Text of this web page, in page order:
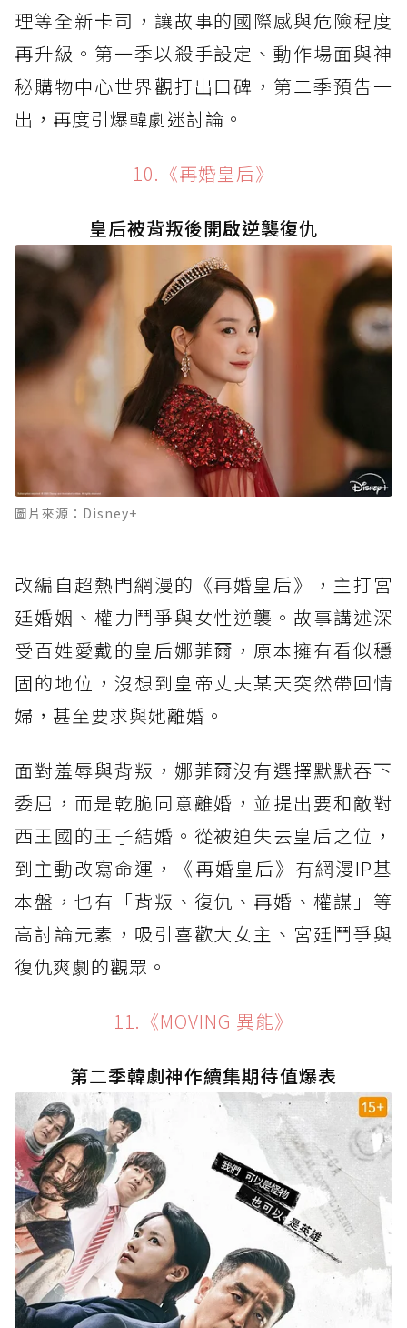
理等全新卡司，讓故事的國際感與危險程度
再升級。第一季以殺手設定、動作場面與神
秘購物中心世界觀打出口碑，第二季預告一
出，再度引爆韓劇迷討論。
10.《再婚皇后》
皇后被背叛後開啟逆襲復仇
圖片來源：Disney+
改編自超熱門網漫的《再婚皇后》，主打宮
廷婚姻、權力鬥爭與女性逆襲。故事講述深
受百姓愛戴的皇后娜菲爾，原本擁有看似穩
固的地位，沒想到皇帝丈夫某天突然帶回情
婦，甚至要求與她離婚。
面對羞辱與背叛，娜菲爾沒有選擇默默吞下
委屈，而是乾脆同意離婚，並提出要和敵對
西王國的王子結婚。從被迫失去皇后之位，
到主動改寫命運，《再婚皇后》有網漫IP基
本盤，也有「背叛、復仇、再婚、權謀」等
高討論元素，吸引喜歡大女主、宮廷鬥爭與
復仇爽劇的觀眾。
11.《MOVING 異能》
第二季韓劇神作續集期待值爆表